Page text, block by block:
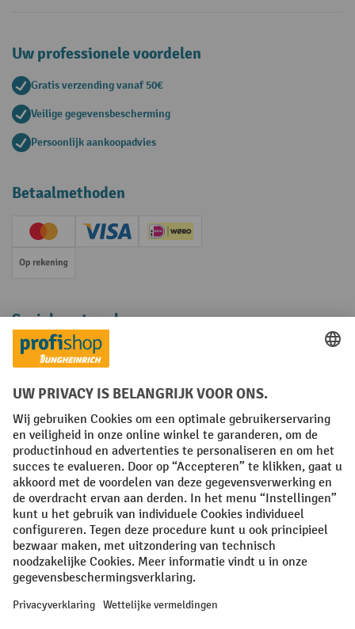
Uw professionele voordelen
Gratis verzending vanaf 50€
Veilige gegevensbescherming
Persoonlijk aankoopadvies
Betaalmethoden
Creditcard (Master)Creditcard (Visa)iDEAL | Wero
Op rekening
Sociale netwerken
Facebook
YouTube
LinkedInInstagram
Algemene leveringsvoorwaarden Copyright
Privacyverklaring Privacy Instellingen
All prices excl. VAT plusshipping costs and possible delivery charges,
if not stated otherwise.
¹ De korting is geldig zolang de voorraad strekt. De korting is niet van
toepassing op speciale prijzen. Een combinatie met andere
procentuele kortingen of vouchers is niet mogelijk. | ² De korting
nieuwsbrief. De voucher is 10 dagen geldig en kan online worden